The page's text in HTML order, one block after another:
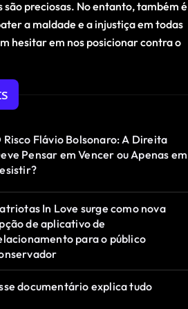
são preciosas. No entanto, também é
a maldade e a injustiça em todas
hesitar em nos posicionar contra o
Risco Flávio Bolsonaro: A Direita
Pensar em Vencer ou Apenas em
In Love surge como nova
de aplicativo de
para o público
documentário explica tudo